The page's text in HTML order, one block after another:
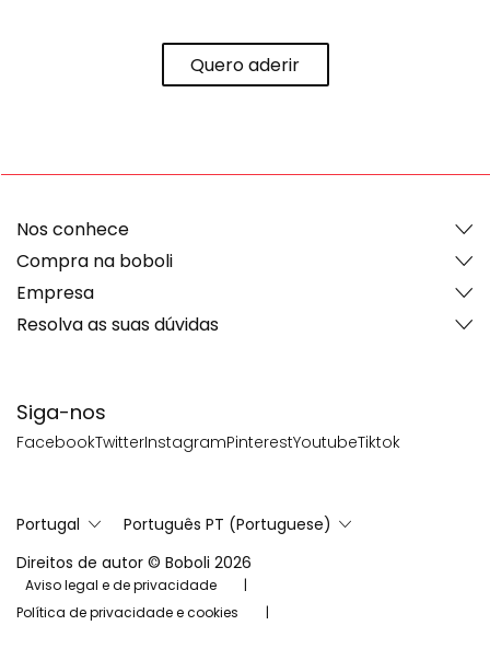
Quero aderir
Siga-nos
FacebookTwitterInstagramPinterestYoutubeTiktok
Nos conhece
Compra na boboli
Empresa
Resolva as suas dúvidas
Portugal
Português PT (Portuguese)
Direitos de autor © Boboli 2026
Aviso legal e de privacidade
Política de privacidade e cookies